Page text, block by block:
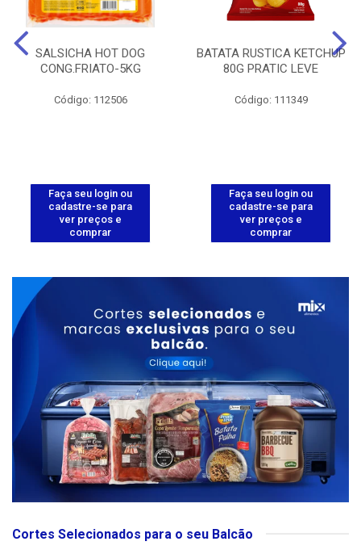
SALSICHA HOT DOG
CONG.FRIATO-5KG
Código: 112506
Faça seu login ou
cadastre-se para
ver preços e
comprar
BATATA RUSTICA KETCHUP
80G PRATIC LEVE
Código: 111349
Faça seu login ou
cadastre-se para
ver preços e
comprar
Cortes Selecionados para o seu Balcão